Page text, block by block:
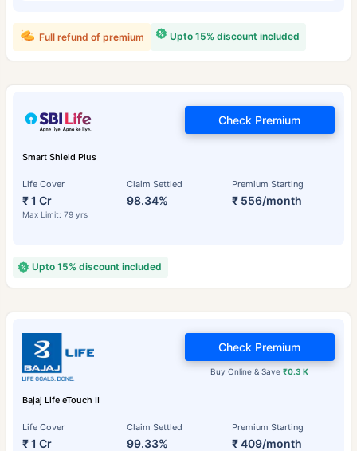
Upto 15% discount included
Full refund of premium
Smart Shield Plus
Life Cover
₹ 1 Cr
Max Limit: 79 yrs
Claim Settled
98.34%
Premium Starting
₹ 556/month
Check Premium
Upto 15% discount included
Bajaj Life eTouch II
Life Cover
₹ 1 Cr
Claim Settled
99.33%
Premium Starting
₹ 409/month
Buy Online & Save₹0.3 K
Check Premium